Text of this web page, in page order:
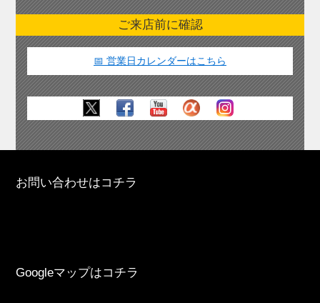
ご来店前に確認
📅 営業日カレンダーはこちら
お問い合わせはコチラ
Googleマップはコチラ